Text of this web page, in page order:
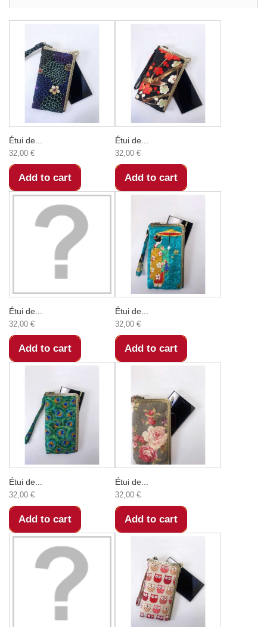
Étui de...
32,00 €
Add to cart
Étui de...
32,00 €
Add to cart
Étui de...
32,00 €
Add to cart
Étui de...
32,00 €
Add to cart
Étui de...
32,00 €
Add to cart
Étui de...
32,00 €
Add to cart